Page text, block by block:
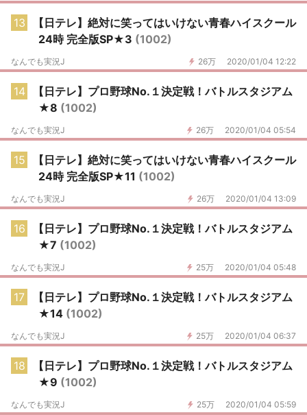
13
【日テレ】絶対に笑ってはいけない青春ハイスクール
24時 完全版SP★3 (1002)
26万 2020/01/04 12:22
なんでも実況J
14
【日テレ】プロ野球No.１決定戦！バトルスタジアム
★8 (1002)
26万 2020/01/04 05:54
なんでも実況J
15
【日テレ】絶対に笑ってはいけない青春ハイスクール
24時 完全版SP★11 (1002)
26万 2020/01/04 13:09
なんでも実況J
16
【日テレ】プロ野球No.１決定戦！バトルスタジアム
★7 (1002)
25万 2020/01/04 05:48
なんでも実況J
17
【日テレ】プロ野球No.１決定戦！バトルスタジアム
★14 (1002)
25万 2020/01/04 06:37
なんでも実況J
18
【日テレ】プロ野球No.１決定戦！バトルスタジアム
★9 (1002)
25万 2020/01/04 05:59
なんでも実況J